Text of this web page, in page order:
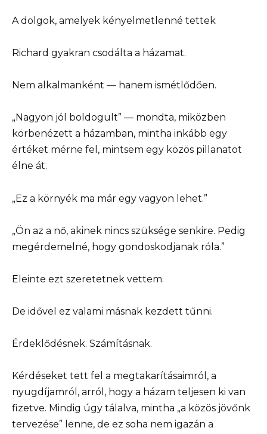
A dolgok, amelyek kényelmetlenné tettek
Richard gyakran csodálta a házamat.
Nem alkalmanként — hanem ismétlődően.
„Nagyon jól boldogult” — mondta, miközben
körbenézett a házamban, mintha inkább egy
értéket mérne fel, mintsem egy közös pillanatot
élne át.
„Ez a környék ma már egy vagyon lehet.”
„Ön az a nő, akinek nincs szüksége senkire. Pedig
megérdemelné, hogy gondoskodjanak róla.”
Eleinte ezt szeretetnek vettem.
De idővel ez valami másnak kezdett tűnni.
Érdeklődésnek. Számításnak.
Kérdéseket tett fel a megtakarításaimról, a
nyugdíjamról, arról, hogy a házam teljesen ki van
fizetve. Mindig úgy tálalva, mintha „a közös jövőnk
tervezése” lenne, de ez soha nem igazán a